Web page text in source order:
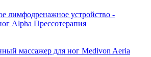
лимфодренажное устройство -
Alpha Прессотерапия